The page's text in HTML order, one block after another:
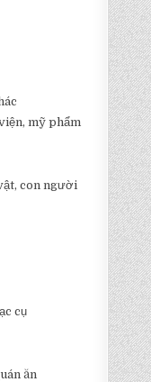
mỹ phẩm
con người
cụ
ăn